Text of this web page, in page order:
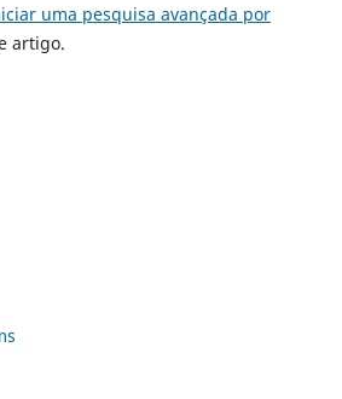
uma pesquisa avançada por
artigo.